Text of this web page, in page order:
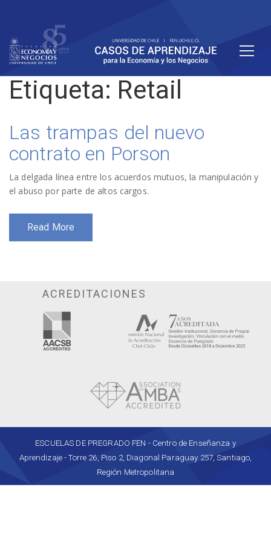
Etiqueta: Retail
Las trampas del nuevo
contrato en Porson
La delgada línea entre los acuerdos mutuos, la manipulación y
el abuso por parte de altos cargos.
Read More
ACREDITACIONES
ESCUELAS DE PREGRADO FEN - Centro de Enseñanza y
Aprendizaje - Torre 26, Piso 2, Diagonal Paraguay 257, Santiago,
Región Metropolitana